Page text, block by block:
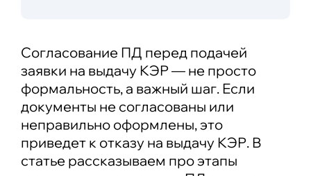
Согласование ПД перед подачей
заявки на выдачу КЭР — не просто
формальность, а важный шаг. Если
документы не согласованы или
неправильно оформлены, это
приведет к отказу на выдачу КЭР. В
статье рассказываем про этапы